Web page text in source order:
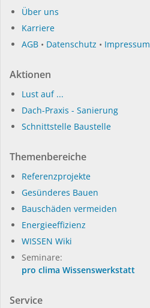
Über uns
Karriere
AGB • Datenschutz • Impressum
Aktionen
Lust auf ...
Dach-Praxis - Sanierung
Schnittstelle Baustelle
Themenbereiche
Referenzprojekte
Gesünderes Bauen
Bauschäden vermeiden
Energieeffizienz
WISSEN Wiki
Seminare:
pro clima Wissenswerkstatt
Service